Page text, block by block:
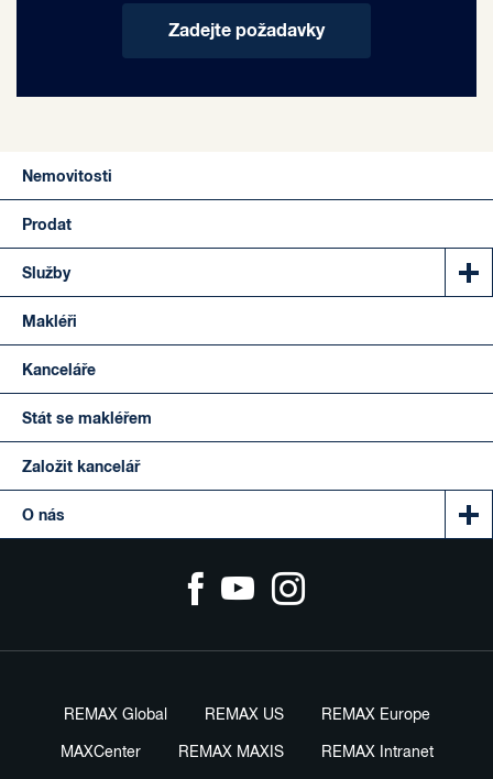
Zadejte požadavky
Nemovitosti
Prodat
Služby
Makléři
Kanceláře
Stát se makléřem
Založit kancelář
O nás
REMAX Global REMAX US REMAX Europe
MAXCenter REMAX MAXIS REMAX Intranet